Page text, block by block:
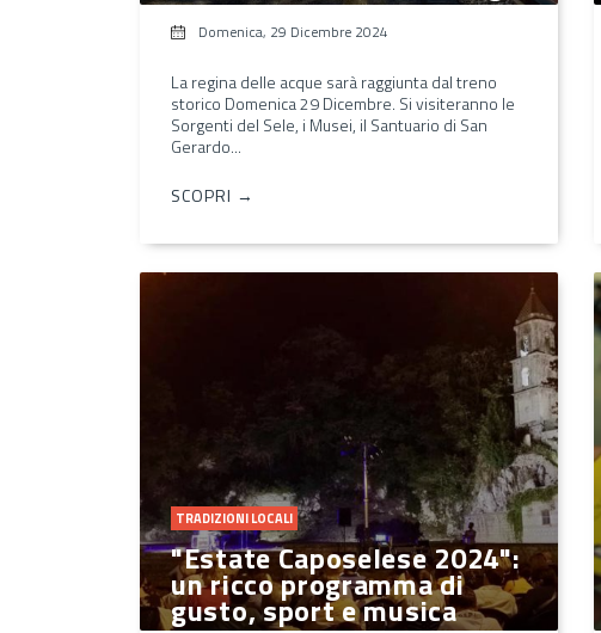
Domenica, 29 Dicembre 2024
La regina delle acque sarà raggiunta dal treno
storico Domenica 29 Dicembre. Si visiteranno le
Sorgenti del Sele, i Musei, il Santuario di San
Gerardo...
SCOPRI →
TRADIZIONI LOCALI
"Estate Caposelese 2024":
un ricco programma di
gusto, sport e musica